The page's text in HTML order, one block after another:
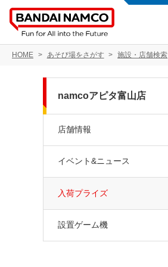
HOME あそび場をさがす 施設・店舗検索
namcoアピタ富山店
店舗情報
イベント&ニュース
入荷プライズ
設置ゲーム機